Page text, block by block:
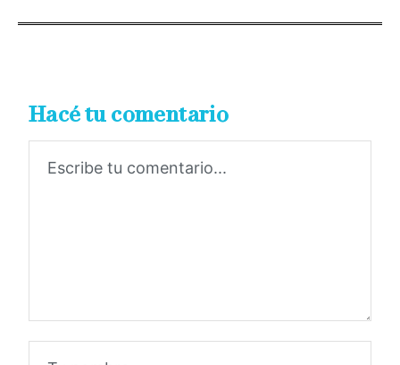
Hacé tu comentario